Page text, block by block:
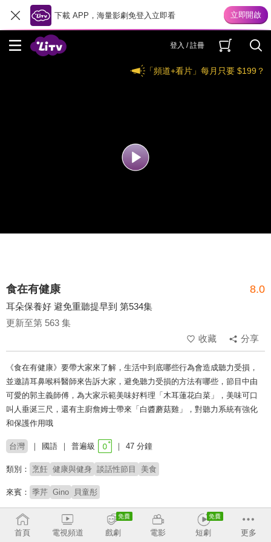
下載 APP，海量影劇免登入立即看
登入 / 註冊
「頻道+看片」每月只要 $199？
食在有健康 8.0
耳朵保養好 避免重聽提早到 第534集
更新至第 563 集
收藏
分享
《食在有健康》要帶大家來了解，生活中到底哪些行為會造成聽力受損，
並邀請耳鼻喉科醫師來告訴大家，避免聽力受損的方法有哪些，節目中由
可愛的郭主義師傅，為大家示範美味好料理「木耳蓮花白菜」，美味可口
叫人垂涎三尺，還有主廚詹姆士帶來「白醬蘑菇雞」，對聽力系統有強化
和保護作用哦
台灣 國語 普遍級 47 分鐘
類別： 烹飪 健康與健身 談話性節目 美食
來賓： 季芹 Gino 貝童彤
主持： 潘懷宗 張棋惠 楊晨熙
# 健康保健 # 料理
首頁 電視頻道 戲劇 電影 短劇 更多